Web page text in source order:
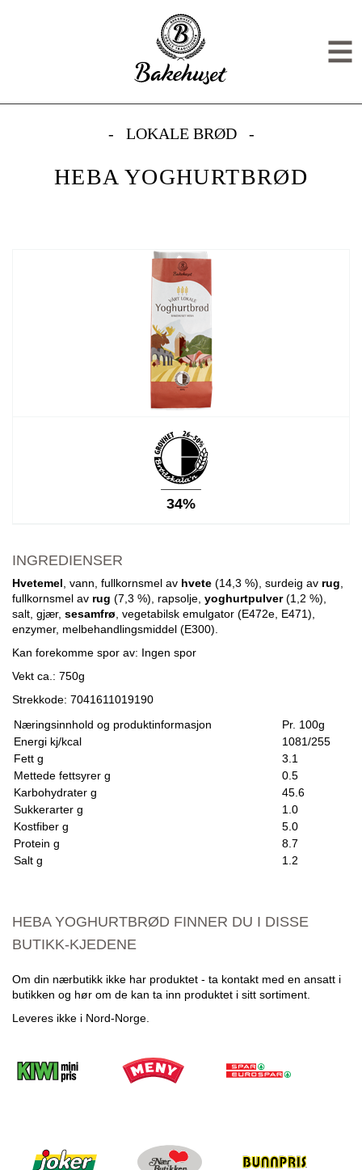
HEBA YOGHURTBRØD
LOKALE BRØD
HEBA YOGHURTBRØD
34%
INGREDIENSER
Hvetemel, vann, fullkornsmel av hvete (14,3 %), surdeig av rug,
fullkornsmel av rug (7,3 %), rapsolje, yoghurtpulver(1,2 %),
salt, gjær, sesamfrø, vegetabilsk emulgator (E472e, E471),
enzymer, melbehandlingsmiddel (E300).
Kan forekomme spor av: Ingen spor
Vekt ca.: 750g
Strekkode: 7041611019190
Næringsinnhold og produktinformasjon
Pr. 100g
Energi kj/kcal
1081/255
Fett g
3.1
Mettede fettsyrer g
0.5
Karbohydrater g
45.6
Sukkerarter g
1.0
Kostfiber g
5.0
Protein g
8.7
Salt g
1.2
HEBA YOGHURTBRØD FINNER DU I DISSE
BUTIKK-KJEDENE
Om din nærbutikk ikke har produktet - ta kontakt med en ansatt i
butikken og hør om de kan ta inn produktet i sitt sortiment.
Leveres ikke i Nord-Norge.